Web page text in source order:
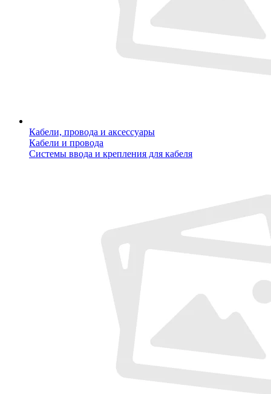
Кабели, провода и аксессуары
Кабели и провода
Системы ввода и крепления для кабеля